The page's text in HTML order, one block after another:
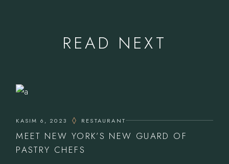
READ NEXT
KASIM 6, 2023 RESTAURANT
MEET NEW YORK’S NEW GUARD OF
PASTRY CHEFS